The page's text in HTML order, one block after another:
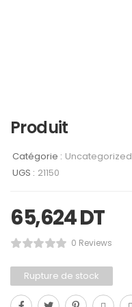
Produit
Catégorie : Uncategorized
UGS : 21150
65,624DT
0 Reviews
Rupture de stock